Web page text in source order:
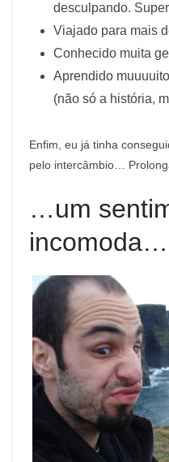
desculpando.
Viajado para mais
Conhecido muita
Aprendido
(não só a história,
Enfim, eu já tinha
pelo intercâmbio…
…um
incomoda…